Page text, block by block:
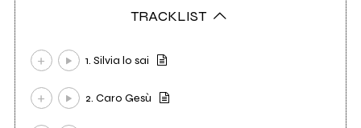
TRACKLIST
1. Silvia lo sai
2. Caro Gesù